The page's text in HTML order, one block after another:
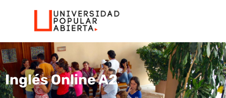
Inglés Online A2